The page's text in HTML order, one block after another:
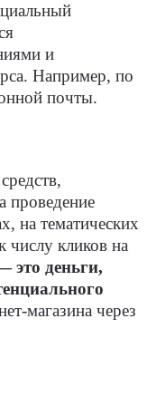
и
Например, по
почты.
проведение
на тематических
числу кликов на
это деньги,
магазина через